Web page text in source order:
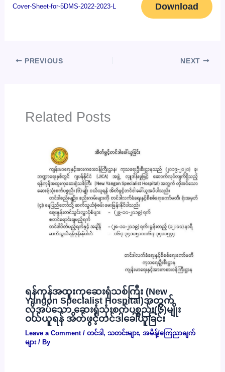
Cover-Sheet-for-5DMS-2022-2023-L Download
PREVIOUS NEXT
Related Posts
ရန်ကုန်အထူးကုဆေးရုံသစ်ကြီး (New
Yangon Specialist Hospital)အတွက်
လိုအပ်သော ဆေးရုံသုံးစက်ပစ္စည်း(၆)မျိုး
ဝယ်ယူရန် အိတ်ဖွင့်တင်ဒါခေါ်ယူခြင်း
Leave a Comment / တင်ဒါ , သတင်းများ, အမိန့်/ကြေညာချက်
များ/ By